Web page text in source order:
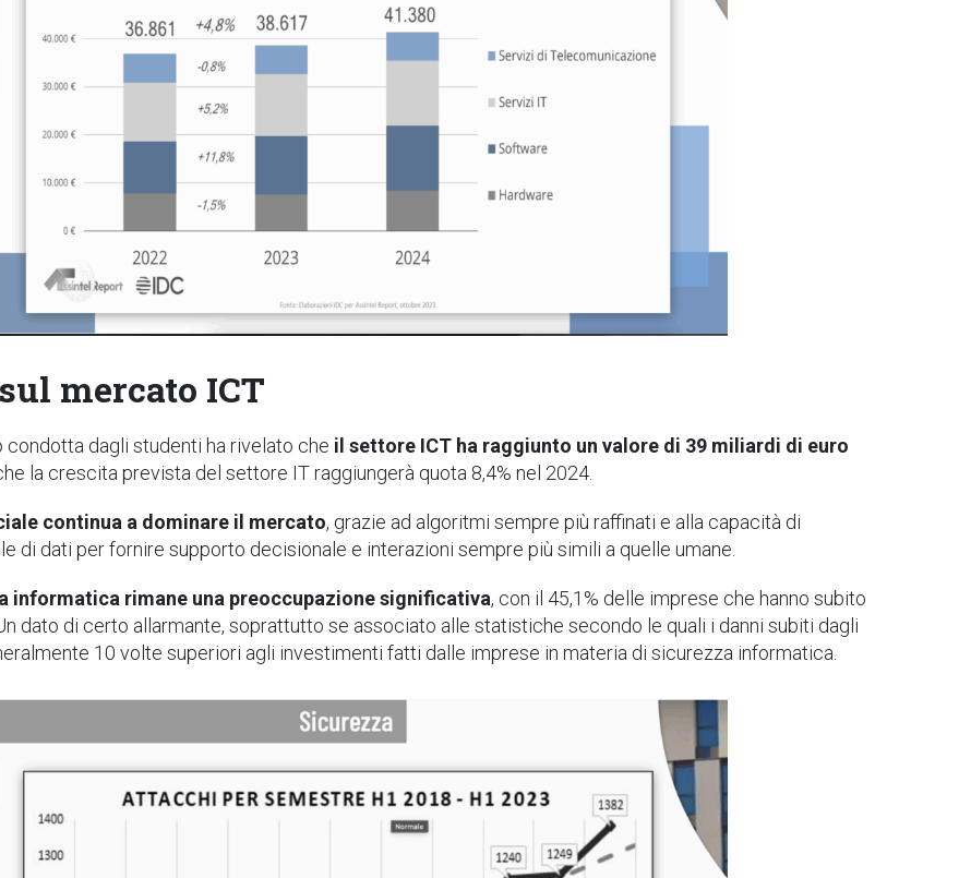
mercato ICT
dagli studenti ha rivelato che il settore ICT ha raggiunto un valore di 39 miliardi di euro
la crescita prevista del settore IT raggiungerà quota 8,4% nel 2024.
continua a dominare il mercato, grazie ad algoritmi sempre più raffinati e alla capacità di
di dati per fornire supporto decisionale e interazioni sempre più simili a quelle umane.
informatica rimane una preoccupazione significativa, con il 45,1% delle imprese che hanno subito
dato di certo allarmante, soprattutto se associato alle statistiche secondo le quali i danni subiti dagli
10 volte superiori agli investimenti fatti dalle imprese in materia di sicurezza informatica.